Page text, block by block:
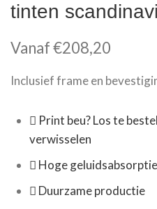
tinten
Vanaf€208,20
Inclusief frame en
Print beu? Los te
verwisselen
Hoge geluidsabsorptie
Duurzame productie